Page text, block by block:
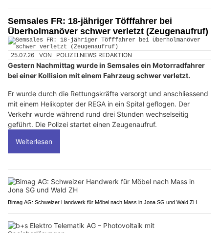
Semsales FR: 18-jähriger Töfffahrer bei
Überholmanöver schwer verletzt (Zeugenaufruf)
25.07.26 VON POLIZEI.NEWS REDAKTION
Gestern Nachmittag wurde in Semsales ein Motorradfahrer
bei einer Kollision mit einem Fahrzeug schwer verletzt.
Er wurde durch die Rettungskräfte versorgt und anschliessend
mit einem Helikopter der REGA in ein Spital geflogen. Der
Verkehr wurde während rund drei Stunden wechselseitig
geführt. Die Polizei startet einen Zeugenaufruf.
Weiterlesen
Bimag AG: Schweizer Handwerk für Möbel nach Mass in Jona SG und Wald ZH